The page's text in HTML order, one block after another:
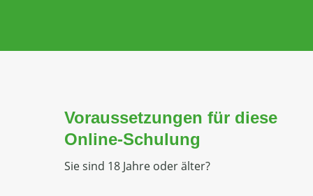
Voraussetzungen für diese
Online-Schulung
Sie sind 18 Jahre oder älter?